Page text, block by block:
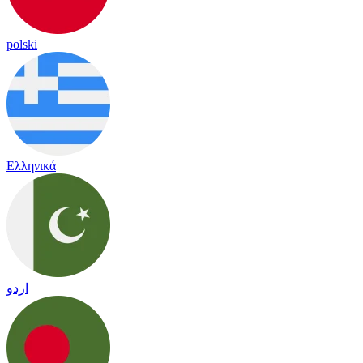
polski
Ελληνικά
اردو